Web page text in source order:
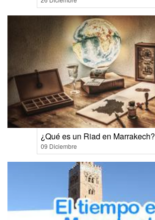
¿Qué es un Riad en Marrakech?
09 Diciembre